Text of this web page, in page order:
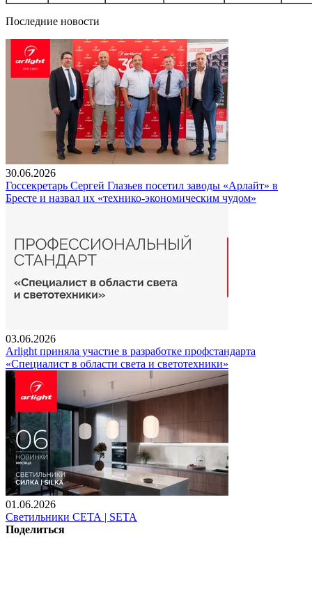
Последние новости
30.06.2026
Госсекретарь Сергей Глазьев посетил заводы «Арлайт» в
Бресте и назвал их «технико-экономическим чудом»
03.06.2026
Arlight приняла участие в разработке профстандарта
«Специалист в области света и светотехники»
01.06.2026
Светильники СЕТА | SETA
Поделиться